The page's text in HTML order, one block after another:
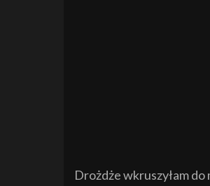
Drożdże wkruszyłam do